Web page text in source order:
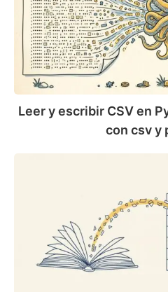
en
—
y
Leer y escribir CSV en
con csv y
—
Tu